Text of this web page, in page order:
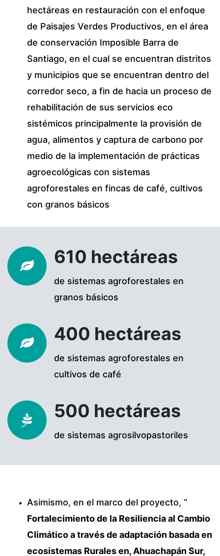
hectáreas en restauración con el enfoque
de Paisajes Verdes Productivos, en el área
de conservación Imposible Barra de
Santiago, en el cual se encuentran distritos
y municipios que se encuentran dentro del
corredor seco, a fin de hacia un proceso de
rehabilitación de sus servicios eco
sistémicos principalmente la provisión de
agua, alimentos y captura de carbono por
medio de la implementación de prácticas
agroecológicas con sistemas
agroforestales en fincas de café, cultivos
con granos básicos
610 hectáreas
de sistemas agroforestales en
granos básicos
400 hectáreas
de sistemas agroforestales en
cultivos de café
500 hectáreas
de sistemas agrosilvopastoriles
Asimismo, en el marco del proyecto, “
Fortalecimiento de la Resiliencia al Cambio
Climático a través de adaptación basada en
ecosistemas Rurales en, Ahuachapán Sur,